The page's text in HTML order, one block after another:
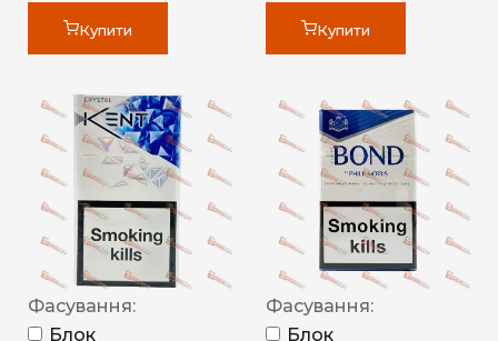
Купити Купити
Фасування:
Блок
Фасування:
Блок